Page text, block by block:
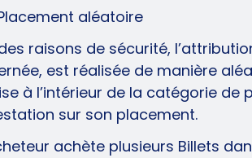
aléatoire
raisons de sécurité,
est réalisée de manière
à l’intérieur de la catégorie de
sur son placement.
achète plusieurs Billets